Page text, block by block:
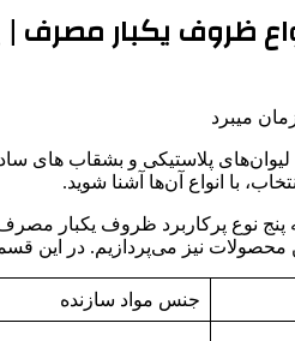
یکبار مصرف | بررسی
پلاستیکی و بشقاب‌ های
با انواع آن‌ها آشنا شوید.
پنج نوع پرکاربرد ظروف یکبار
محصولات نیز می‌پردازیم. در این
جنس مواد سازنده